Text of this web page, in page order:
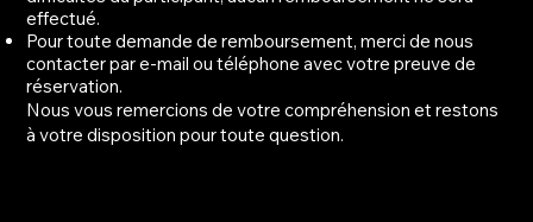
effectué.
Pour toute demande de remboursement, merci de nous
contacter par e-mail ou téléphone avec votre preuve de
réservation.
Nous vous remercions de votre compréhension et restons
à votre disposition pour toute question.